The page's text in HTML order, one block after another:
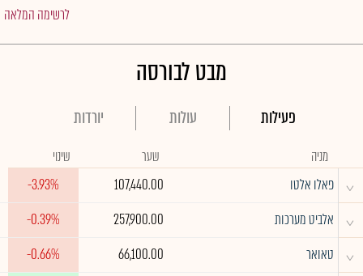
לרשימה המלאה
מבט לבורסה
פעילות עולות יורדות
מניה שער שינוי
^ פאלו אלטו 107,440.00
-3.93%
^ אלביט מערכות 257,900.00
-0.39%
^ טאואר 66,100.00
-0.66%